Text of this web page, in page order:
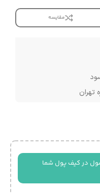
مقایسه
تهران
در کیف پول شما